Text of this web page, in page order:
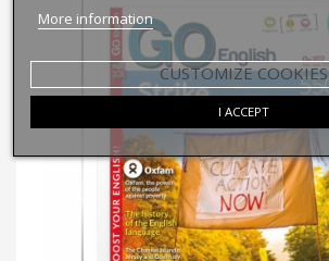
More information
CUSTOMIZE COOKIES
I ACCEPT